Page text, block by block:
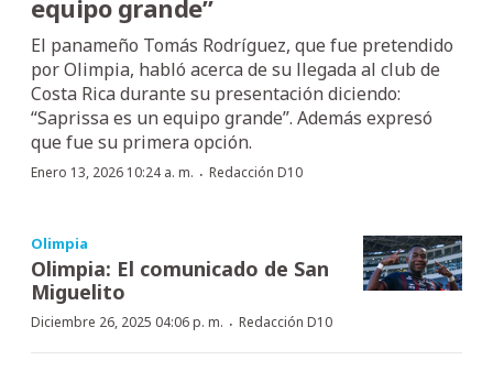
equipo grande”
El panameño Tomás Rodríguez, que fue pretendido
por Olimpia, habló acerca de su llegada al club de
Costa Rica durante su presentación diciendo:
“Saprissa es un equipo grande”. Además expresó
que fue su primera opción.
Enero 13, 2026 10:24 a. m. · Redacción D10
Olimpia
Olimpia: El comunicado de San
Miguelito
Diciembre 26, 2025 04:06 p. m. · Redacción D10